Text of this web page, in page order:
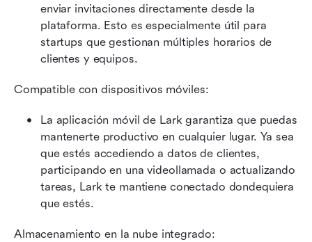
enviar invitaciones directamente desde la
plataforma. Esto es especialmente útil para
startups que gestionan múltiples horarios de
clientes y equipos.
Compatible con dispositivos móviles:
La aplicación móvil de Lark garantiza que puedas
mantenerte productivo en cualquier lugar. Ya sea
que estés accediendo a datos de clientes,
participando en una videollamada o actualizando
tareas, Lark te mantiene conectado dondequiera
que estés.
Almacenamiento en la nube integrado: